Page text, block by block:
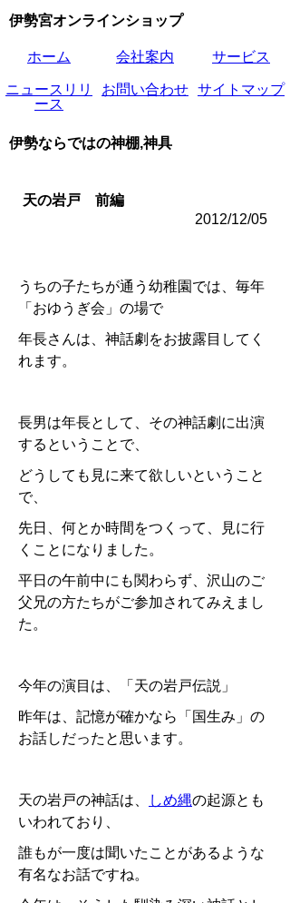
伊勢宮オンラインショップ
ホーム 会社案内 サービス
ニュースリリ
ース
お問い合わせ サイトマップ
伊勢ならではの神棚,神具
天の岩戸 前編
2012/12/05
うちの子たちが通う幼稚園では、毎年
「おゆうぎ会」の場で
年長さんは、神話劇をお披露目してく
れます。
長男は年長として、その神話劇に出演
するということで、
どうしても見に来て欲しいということ
で、
先日、何とか時間をつくって、見に行
くことになりました。
平日の午前中にも関わらず、沢山のご
父兄の方たちがご参加されてみえまし
た。
今年の演目は、「天の岩戸伝説」
昨年は、記憶が確かなら「国生み」の
お話しだったと思います。
天の岩戸の神話は、 しめ縄の起源とも
いわれており、
誰もが一度は聞いたことがあるような
有名なお話ですね。